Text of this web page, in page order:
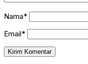
Nama*
Email*